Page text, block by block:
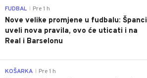
FUDBAL Pre 1 h
Nove velike promjene u fudbalu: Španci
uveli nova pravila, ovo će uticati i na
Real i Barselonu
KOŠARKA Pre 1 h